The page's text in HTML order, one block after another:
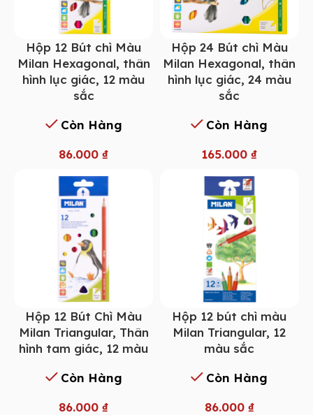
Hộp 12 Bút chì Màu
Milan Hexagonal, thân
hình lục giác, 12 màu
sắc
Còn Hàng
86.000 ₫
Hộp 24 Bút chì Màu
Milan Hexagonal, thân
hình lục giác, 24 màu
sắc
Còn Hàng
165.000₫
Hộp 12 Bút Chì Màu
Milan Triangular, Thân
hình tam giác, 12 màu
Còn Hàng
86.000 ₫
Hộp 12 bút chì màu
Milan Triangular, 12
màu sắc
Còn Hàng
86.000 ₫